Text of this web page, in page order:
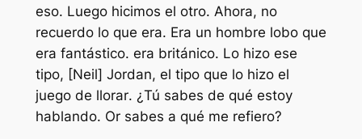
eso. Luego hicimos el otro. Ahora, no
recuerdo lo que era. Era un hombre lobo que
era fantástico. era británico. Lo hizo ese
tipo, [Neil] Jordan, el tipo que lo hizo el
juego de llorar. ¿Tú sabes de qué estoy
hablando. Or sabes a qué me refiero?